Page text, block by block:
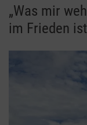
„Was mir
im Frieden